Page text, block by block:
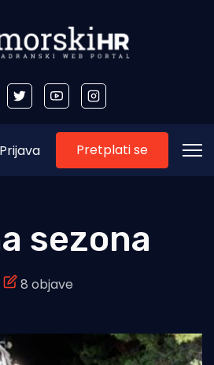
Prijava Pretplati se
sezona
8 objave